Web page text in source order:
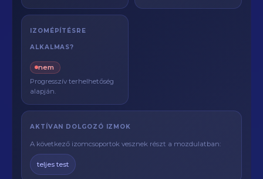
IZOMÉPÍTÉSRE
ALKALMAS?
nem
Progresszív terhelhetőség
alapján.
AKTÍVAN DOLGOZÓ IZMOK
A következő izomcsoportok vesznek részt a mozdulatban:
teljes test